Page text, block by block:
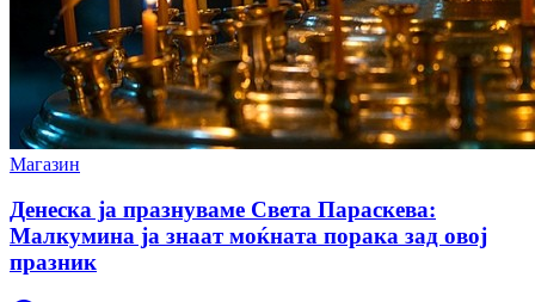
Магазин
Денеска ја празнуваме Света Параскева:
Малкумина ја знаат моќната порака зад овој
празник